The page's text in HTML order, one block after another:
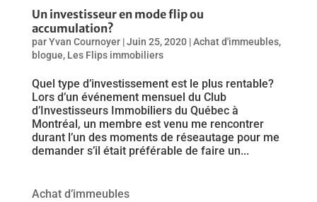
Un investisseur en mode flip ou
accumulation?
parYvan Cournoyer|Juin 25, 2020|Achat d'immeubles,
blogue, Les Flips immobiliers
Quel type d’investissement est le plus rentable?
Lors d’un événement mensuel du Club
d’Investisseurs Immobiliers du Québec à
Montréal, un membre est venu me rencontrer
durant l’un des moments de réseautage pour me
demander s’il était préférable de faire un...
Achat d’immeubles